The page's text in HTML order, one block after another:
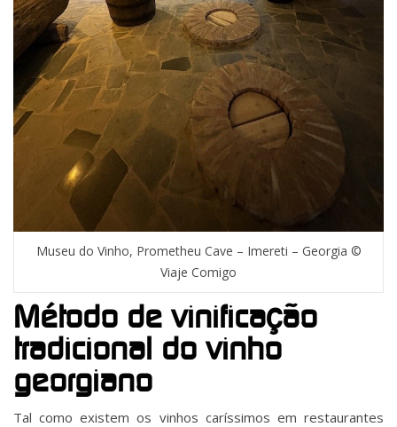
Museu do Vinho, Prometheu Cave – Imereti – Georgia ©
Viaje Comigo
Método de vinificação
tradicional do vinho
georgiano
Tal como existem os vinhos caríssimos em restaurantes